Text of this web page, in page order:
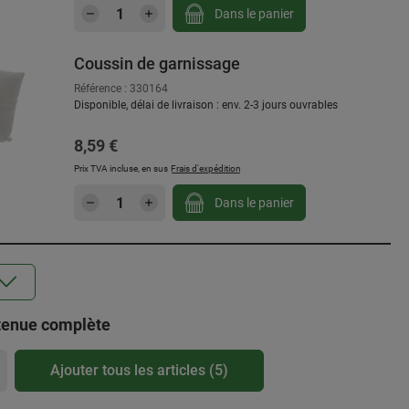
Quantité de produit : Entrez la
Dans le panier
Coussin de garnissage
Référence : 330164
Disponible, délai de livraison : env. 2-3 jours ouvrables
Prix régulier :
8,59 €
Prix TVA incluse, en sus Frais d'expédition
Quantité de produit : Entrez la
Dans le panier
Prix régulier :
9,99 €
Quantité de produit : Entrez la
Dans le panier
complète
Ajouter tous les articles (5)